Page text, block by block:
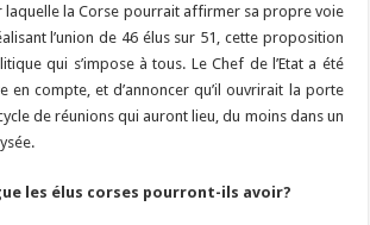
laquelle la Corse pourrait affirmer sa propre voie
l’union de 46 élus sur 51, cette proposition
qui s’impose à tous. Le Chef de l’Etat a été
en compte, et d’annoncer qu’il ouvrirait la porte
de réunions qui auront lieu, du moins dans un
les élus corses pourront-ils avoir?